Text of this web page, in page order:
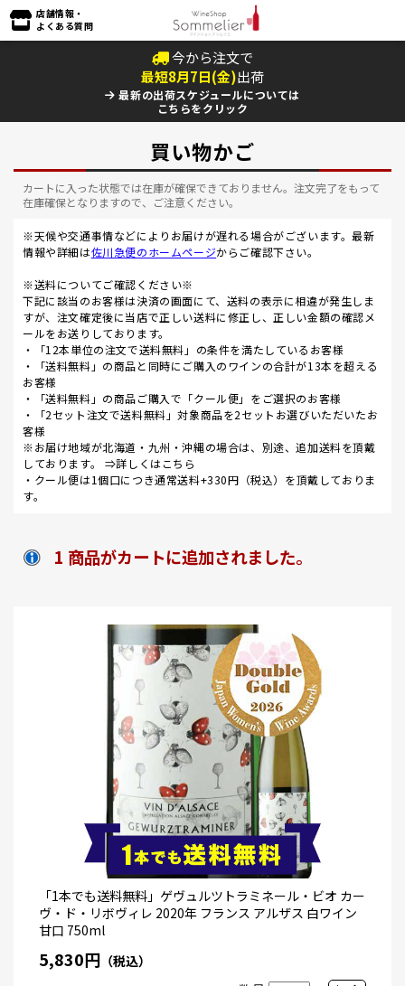
店舗情報・
よくある質問
今から注文で
最短8月7日(金)出荷
最新の出荷スケジュールについては
こちらをクリック
買い物かご
カートに入った状態では在庫が確保できておりません。注文完了をもって
在庫確保となりますので、ご注意ください。
※天候や交通事情などによりお届けが遅れる場合がございます。最新
情報や詳細は佐川急便のホームページからご確認下さい。
※送料についてご確認ください※
下記に該当のお客様は決済の画面にて、送料の表示に相違が発生しま
すが、注文確定後に当店で正しい送料に修正し、正しい金額の確認メ
ールをお送りしております。
・「12本単位の注文で送料無料」の条件を満たしているお客様
・「送料無料」の商品と同時にご購入のワインの合計が13本を超える
お客様
・「送料無料」の商品ご購入で「クール便」をご選択のお客様
・「2セット注文で送料無料」対象商品を2セットお選びいただいたお
客様
※お届け地域が北海道・九州・沖縄の場合は、別途、追加送料を頂戴
しております。 ⇒詳しくはこちら
・クール便は1個口につき通常送料+330円（税込）を頂戴しておりま
す。
1 商品がカートに追加されました。
「1本でも送料無料」ゲヴュルツトラミネール・ビオ カー
ヴ・ド・リボヴィレ 2020年 フランス アルザス 白ワイン
甘口 750ml
5,830円 （税込）